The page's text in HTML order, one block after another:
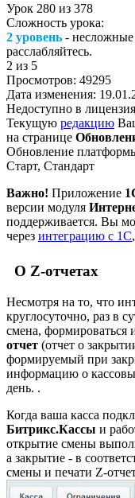
Урок 280 из 378
Сложность урока:
2 уровень - несложные
расслабляйтесь.
2 из 5
Просмотров: 49295
Дата изменения:
Недоступно в
Текущую редакцию
на странице
Обновление
Старт, Стандарт
Важно! Приложение
версии модуля
поддерживается. Вы
через интеграцию с 1С
О Z-отчетах
Несмотря на то, что
круглосуточно, раз в
смена, формироваться
отчет (отчет о
формируемый при
информацию о
день. .
Когда ваша касса
Битрикс.Кассы и
открытие смены
а закрытие - в
смены и печати Z-